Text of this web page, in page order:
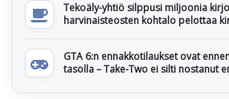
Tekoäly-yhtiö silppusi miljoonia
harvinaisteosten kohtalo pelottaa
GTA 6:n ennakkotilaukset ovat
tasolla – Take-Two ei silti nostanut